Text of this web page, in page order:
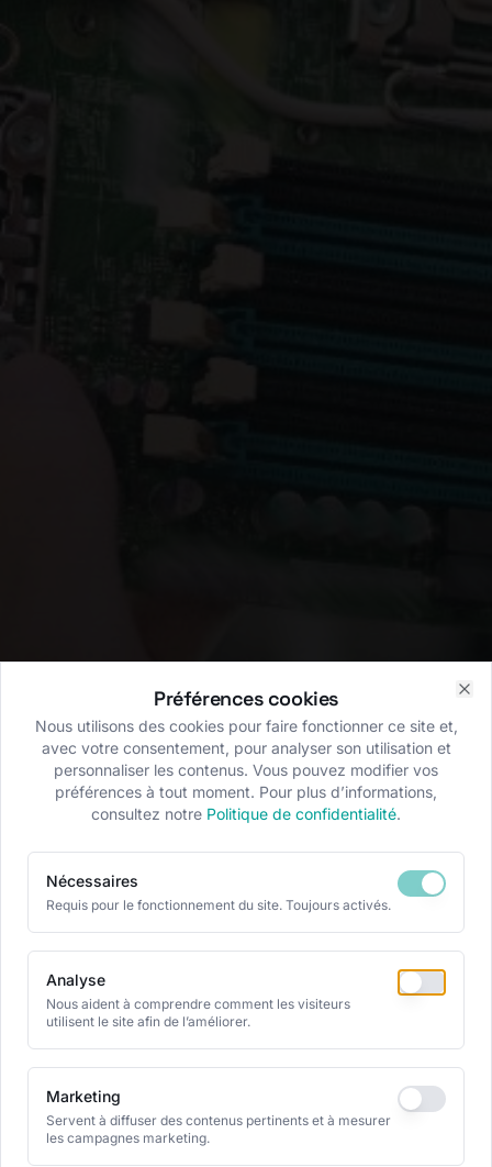
Préférences cookies
Nous utilisons des cookies pour faire fonctionner ce site et,
avec votre consentement, pour analyser son utilisation et
personnaliser les contenus. Vous pouvez modifier vos
préférences à tout moment. Pour plus d’informations,
consultez notre Politique de confidentialité.
Nécessaires
Requis pour le fonctionnement du site. Toujours activés.
Analyse
Nous aident à comprendre comment les visiteurs
utilisent le site afin de l’améliorer.
Marketing
Servent à diffuser des contenus pertinents et à mesurer
les campagnes marketing.